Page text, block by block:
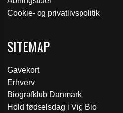
Cookie- og privatlivspolitik
SITEMAP
Gavekort
Erhverv
Biografklub Danmark
Hold fødselsdag i Vig Bio